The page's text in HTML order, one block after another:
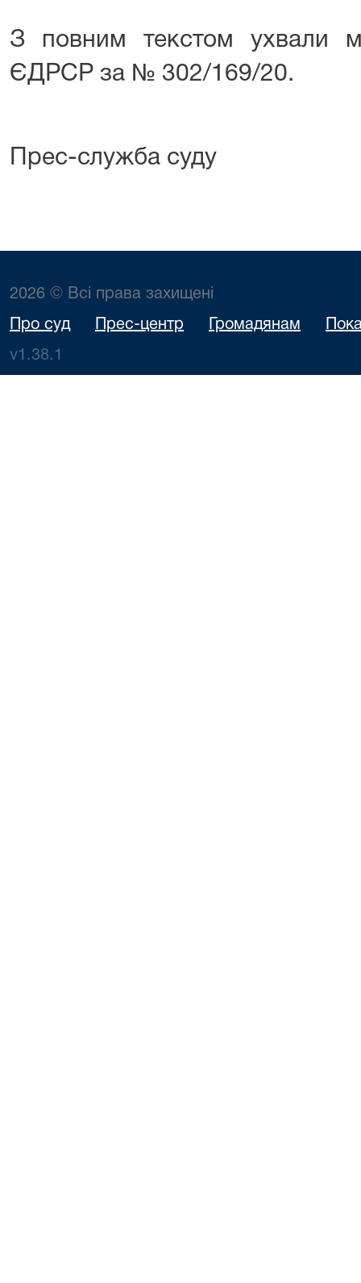
З повним текстом ухвали
ЄДРСР за № 302/169/20.
Прес-служба суду
2026 © Всі права захищені
Про суд Прес-центр Громадянам
v1.38.1